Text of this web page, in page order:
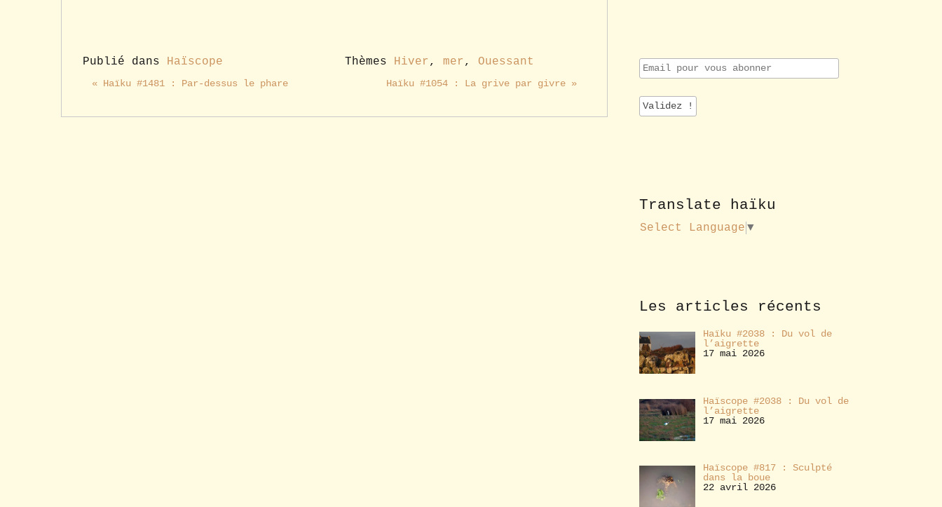
Publié dans Haïscope Thèmes Hiver , mer , Ouessant
« Haïku #1481 : Par-dessus le phare Haïku #1054 : La grive par givre »
E
m
i
l
o
u
s
e
Translate haïku
Select Language ▼
Les articles récents
Haïku #2038 : Du vol de
l’aigrette
17 mai 2026
Haïscope #2038 : Du vol de
l’aigrette
17 mai 2026
Haïscope #817 : Sculpté
dans la boue
22 avril 2026